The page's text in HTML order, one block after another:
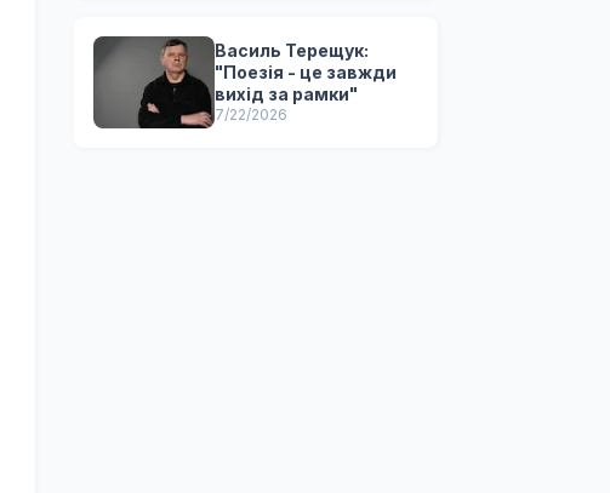
Василь Терещук:
"Поезія - це завжди
вихід за рамки"
7/22/2026